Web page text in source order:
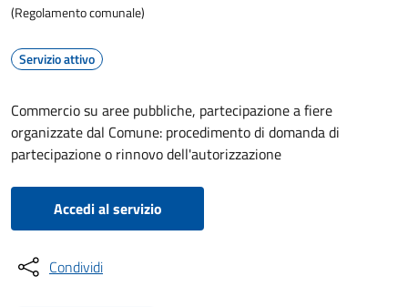
(Regolamento comunale)
Servizio attivo
Commercio su aree pubbliche, partecipazione a fiere
organizzate dal Comune: procedimento di domanda di
partecipazione o rinnovo dell'autorizzazione
Accedi al servizio
Condividi